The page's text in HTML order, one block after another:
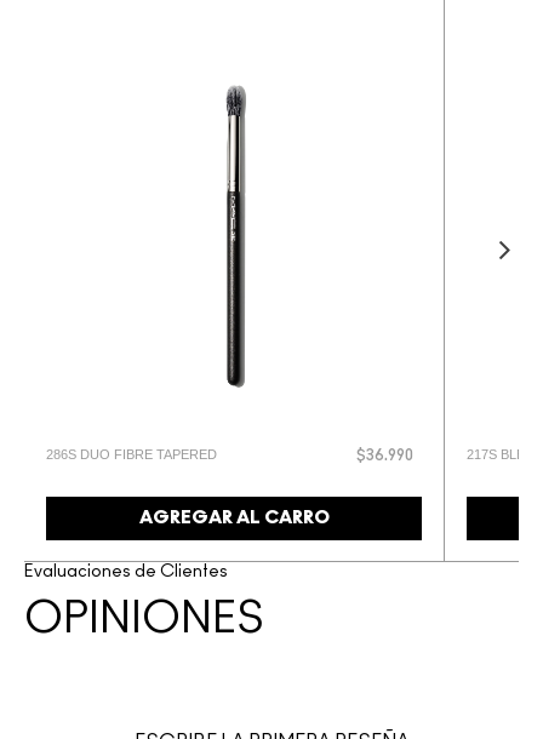
286S DUO FIBRE TAPERED $36.990
AGREGAR AL CARRO
217S
Evaluaciones de Clientes
OPINIONES